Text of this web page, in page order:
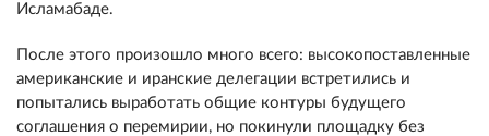
Исламабаде.
После этого произошло много всего: высокопоставленные
американские и иранские делегации встретились и
попытались выработать общие контуры будущего
соглашения о перемирии, но покинули площадку без